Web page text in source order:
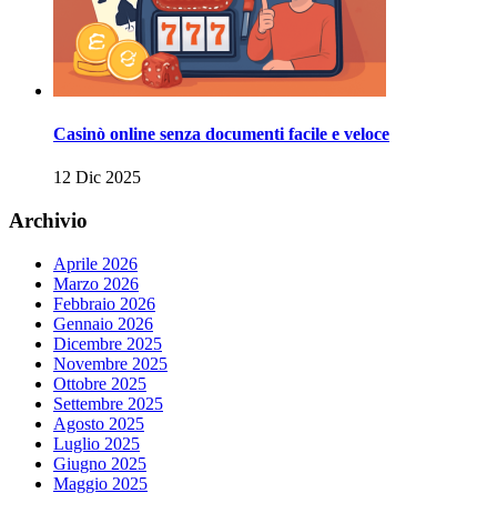
Casinò online senza documenti facile e veloce
12 Dic 2025
Archivio
Aprile 2026
Marzo 2026
Febbraio 2026
Gennaio 2026
Dicembre 2025
Novembre 2025
Ottobre 2025
Settembre 2025
Agosto 2025
Luglio 2025
Giugno 2025
Maggio 2025